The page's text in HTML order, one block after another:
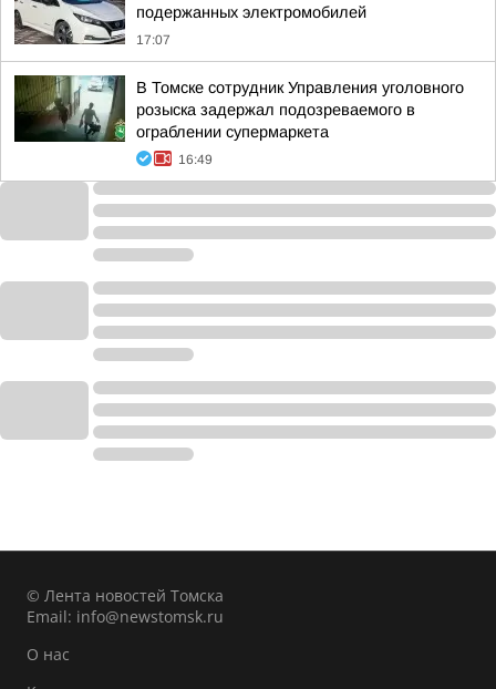
подержанных электромобилей
17:07
В Томске сотрудник Управления уголовного
розыска задержал подозреваемого в
ограблении супермаркета
16:49
© Лента новостей Томска
Email: info@newstomsk.ru
О нас